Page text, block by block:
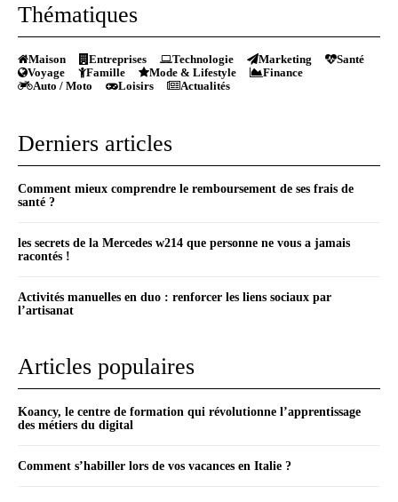
Thématiques
Maison Entreprises Technologie Marketing
Santé
Voyage
Famille Mode & Lifestyle
Finance
Auto / Moto
Loisirs Actualités
Derniers articles
Comment mieux comprendre le remboursement de ses frais de
santé ?
les secrets de la Mercedes w214 que personne ne vous a jamais
racontés !
Activités manuelles en duo : renforcer les liens sociaux par
l’artisanat
Articles populaires
Koancy, le centre de formation qui révolutionne l’apprentissage
des métiers du digital
Comment s’habiller lors de vos vacances en Italie ?